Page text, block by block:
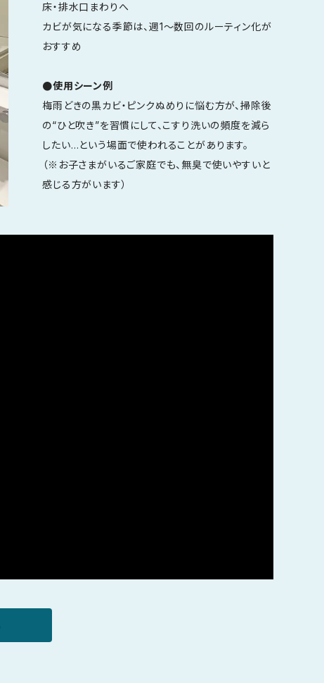
床・排水口まわりへ
カビが気になる季節は、週1〜数回のルーティン化が
おすすめ
●使用シーン例
梅雨どきの黒カビ・ピンクぬめりに悩む方が、掃除後
の“ひと吹き”を習慣にして、こすり洗いの頻度を減ら
したい…という場面で使われることがあります。
（※お子さまがいるご家庭でも、無臭で使いやすいと
感じる方がいます）